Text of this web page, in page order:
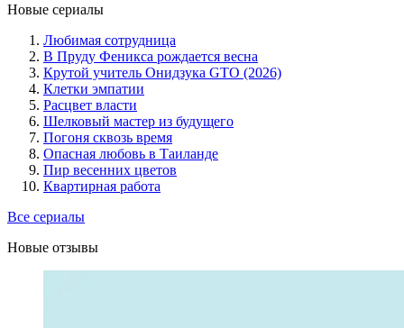
Новые сериалы
Любимая сотрудница
В Пруду Феникса рождается весна
Крутой учитель Онидзука GTO (2026)
Клетки эмпатии
Расцвет власти
Шелковый мастер из будущего
Погоня сквозь время
Опасная любовь в Таиланде
Пир весенних цветов
Квартирная работа
Все сериалы
Новые отзывы